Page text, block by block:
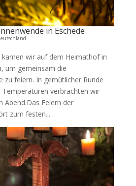
in Eschede
kamen wir auf dem Heimathof in
um gemeinsam die
zu feiern. In gemütlicher Runde
Temperaturen verbrachten wir
Abend.Das Feiern der
zum festen...